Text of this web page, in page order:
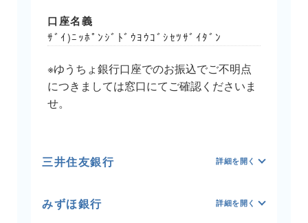
口座名義
ｻﾞｲ)ﾆｯﾎﾟﾝｼﾞﾄﾞｳﾖｳｺﾞｼｾﾂｻﾞｲﾀﾞﾝ
※ゆうちょ銀行口座でのお振込でご不明点
につきましては窓口にてご確認くださいま
せ。
三井住友銀行
みずほ銀行